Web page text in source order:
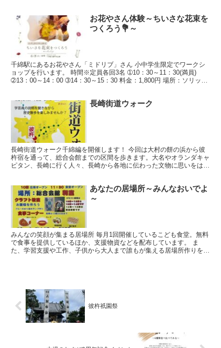
お花やさん体験～ちいさな花束を
つくろう💐～
千綿駅にあるお花やさん「ミドリブ」さん 小中学生限定でワークシ
ョップを行います。 時間※定員各回3名 ➀10：30～11：30(満員)
➁13：00～14：00 ➂14：30～15：30 料金：1,800円 場所：ソリッソ
長崎街道ウォーク
長崎街道ウォーク千綿編を開催します！ 今回は大村の餅の浜から彼
杵宿を通って、総合会館までの区間を歩きます。大名やオランダキャ
ピタン、長崎に行く人々、長崎から各地に伝わった文物に思いをは
あなたの居場所～みんなおいでよ
～
みんなの笑顔が集まる居場所 毎月1回開催しているこども食堂。無料
で食事を提供しているほか、支援物資などを配布しています。 ま
た、学習支援や工作、子供から大人まで誰もが集える居場所作りを行
彼杵祇園祭